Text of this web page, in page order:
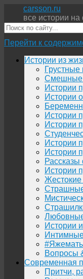
carsson.ru
все истории на
Перейти к
Истории из
Грустные
Смешные
Истории
Истории
Истории
Истории
Истории
Истории
Рассказы
Истории
Жестокие
Истории
#Яжемать
Вопросы
Современная
Притчи,